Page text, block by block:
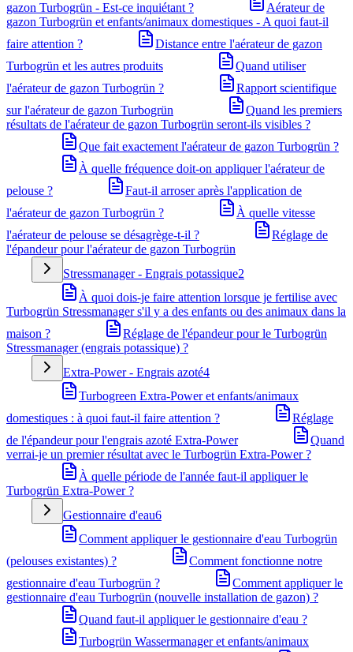
gazon Turbogrün - Est-ce inquiétant ?
Aérateur de
gazon Turbogrün et enfants/animaux domestiques - A quoi faut-il
faire attention ?
Distance entre l'aérateur de gazon
Turbogrün et les autres produits
Quand utiliser
l'aérateur de gazon Turbogrün ?
Rapport scientifique
sur l'aérateur de gazon Turbogrün
Quand les premiers
résultats de l'aérateur de gazon Turbogrün seront-ils visibles ?
Que fait exactement l'aérateur de gazon Turbogrün ?
À quelle fréquence doit-on appliquer l'aérateur de
pelouse ?
Faut-il arroser après l'application de
l'aérateur de gazon Turbogrün ?
À quelle vitesse
l'aérateur de pelouse se désagrège-t-il ?
Réglage de
l'épandeur pour l'aérateur de gazon Turbogrün
Stressmanager - Engrais potassique2
À quoi dois-je faire attention lorsque je fertilise avec
Turbogrün Stressmanager s'il y a des enfants ou des animaux dans la
maison ?
Réglage de l'épandeur pour le Turbogrün
Stressmanager (engrais potassique) ?
Extra-Power - Engrais azoté4
Turbogreen Extra-Power et enfants/animaux
domestiques : à quoi faut-il faire attention ?
Réglage
de l'épandeur pour l'engrais azoté Extra-Power
Quand
verrai-je un premier résultat avec le Turbogrün Extra-Power ?
À quelle période de l'année faut-il appliquer le
Turbogrün Extra-Power ?
Gestionnaire d'eau6
Comment appliquer le gestionnaire d'eau Turbogrün
(pelouses existantes) ?
Comment fonctionne notre
gestionnaire d'eau Turbogrün ?
Comment appliquer le
gestionnaire d'eau Turbogrün (nouvelle installation de gazon) ?
Quand faut-il appliquer le gestionnaire d'eau ?
Turbogrün Wassermanager et enfants/animaux